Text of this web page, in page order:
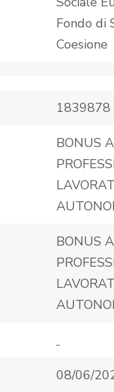
Fondo di
Coesione
1839878
BONUS A
BONUS A
08/06/